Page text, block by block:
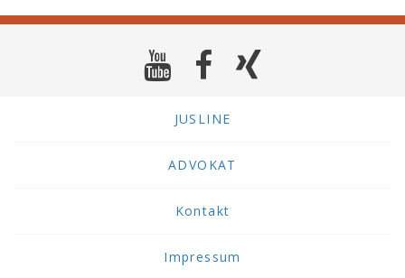
JUSLINE
ADVOKAT
Kontakt
Impressum